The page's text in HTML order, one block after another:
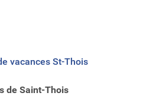
vacances St-Thois
de Saint-Thois